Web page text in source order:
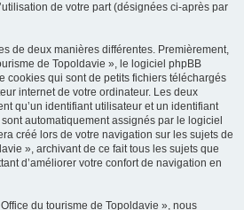
de votre part (désignées ci-après par
de deux manières différentes. Premièrement,
de Topoldavie », le logiciel phpBB
cookies qui sont de petits fichiers téléchargés
internet de votre ordinateur. Les deux
qu’un identifiant utilisateur et un identifiant
automatiquement assignés par le logiciel
créé lors de votre navigation sur les sujets de
», archivant de ce fait tous les sujets que
d’améliorer votre confort de navigation en
du tourisme de Topoldavie », nous